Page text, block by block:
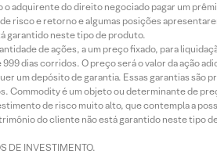
adquirente do direito negociado pagar um
risco e retorno e algumas posições
garantido neste tipo de produto.
de ações, a um preço fixado, para
dias corridos. O preço será o valor da ação
um depósito de garantia. Essas garantias são
Commodity é um objeto ou determinante de
de risco muito alto, que contempla a
do cliente não está garantido neste tipo
DE INVESTIMENTO.